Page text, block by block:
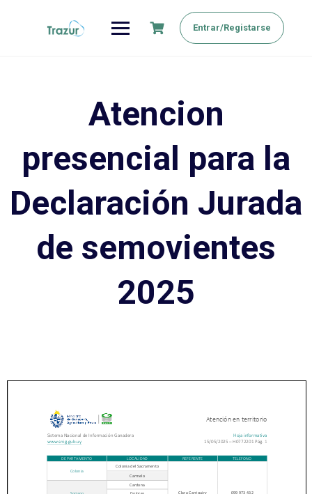
Entrar/Registarse
Atencion
presencial para la
Declaración Jurada
de semovientes
2025